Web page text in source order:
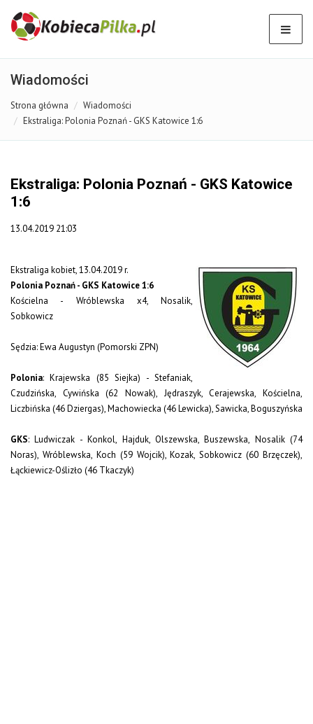
Wiadomości
Strona główna
Wiadomości
Ekstraliga: Polonia Poznań - GKS Katowice 1:6
Ekstraliga: Polonia Poznań - GKS Katowice
1:6
13.04.2019 21:03
Ekstraliga kobiet, 13.04.2019 r.
Polonia Poznań - GKS Katowice 1:6
Kościelna - Wróblewska x4, Nosalik,
Sobkowicz
Sędzia: Ewa Augustyn (Pomorski ZPN)
Polonia: Krajewska (85 Siejka) - Stefaniak,
Czudzińska, Cywińska (62 Nowak), Jędraszyk, Cerajewska, Kościelna,
Liczbińska (46 Dziergas), Machowiecka (46 Lewicka), Sawicka, Boguszyńska
GKS: Ludwiczak - Konkol, Hajduk, Olszewska, Buszewska, Nosalik (74
Noras), Wróblewska, Koch (59 Wojcik), Kozak, Sobkowicz (60 Brzęczek),
Łąckiewicz-Oślizło (46 Tkaczyk)